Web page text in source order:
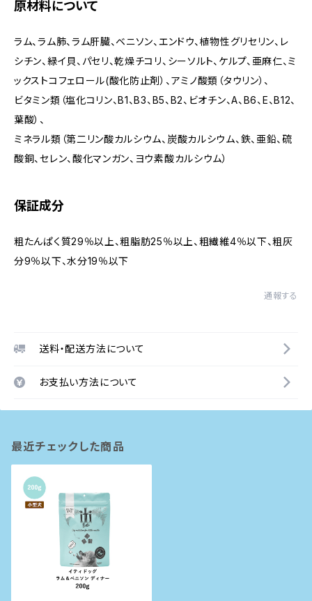
原材料について
ラム、ラム肺、ラム肝臓、ベニソン、エンドウ、植物性グリセリン、レ
シチン、緑イ貝、パセリ、乾燥チコリ、シーソルト、ケルプ、亜麻仁、ミ
ックストコフェロール(酸化防止剤）、アミノ酸類（タウリン）、
ビタミン類（塩化コリン、B1、B3、B5、B2、ビオチン、A、B6、E、B12、
葉酸）、
ミネラル類（第二リン酸カルシウム、炭酸カルシウム、鉄、亜鉛、硫
酸銅、セレン、酸化マンガン、ヨウ素酸カルシウム）
保証成分
粗たんぱく質29％以上、粗脂肪25％以上、粗繊維4％以下、粗灰
分9％以下、水分19％以下
通報する
送料・配送方法について
お支払い方法について
最近チェックした商品